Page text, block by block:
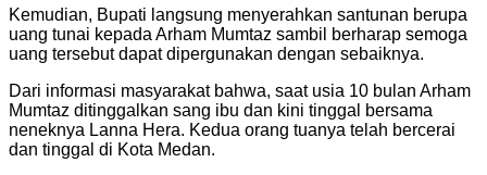
Kemudian, Bupati langsung menyerahkan santunan berupa
uang tunai kepada Arham Mumtaz sambil berharap semoga
uang tersebut dapat dipergunakan dengan sebaiknya.
Dari informasi masyarakat bahwa, saat usia 10 bulan Arham
Mumtaz ditinggalkan sang ibu dan kini tinggal bersama
neneknya Lanna Hera. Kedua orang tuanya telah bercerai
dan tinggal di Kota Medan.